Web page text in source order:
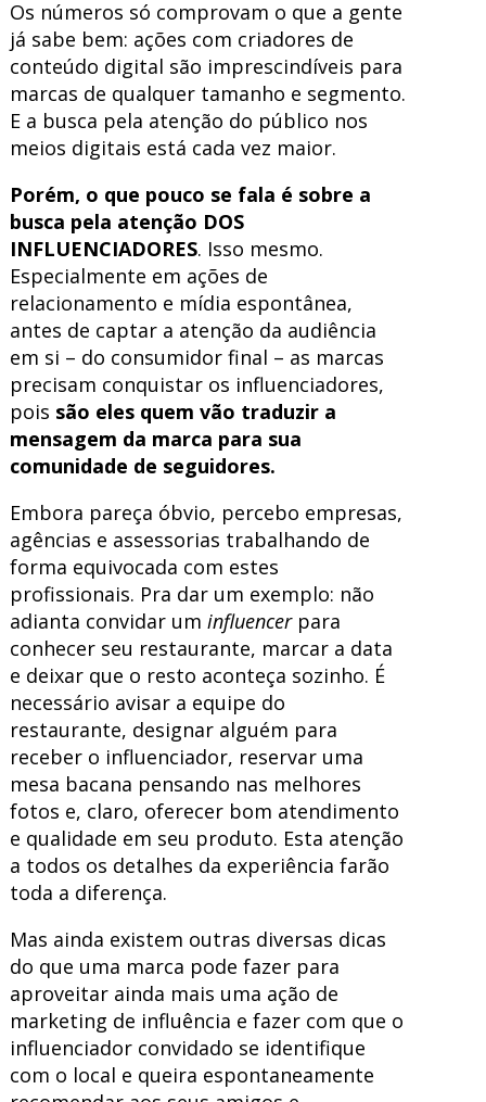
Os números só comprovam o que a gente
já sabe bem: ações com criadores de
conteúdo digital são imprescindíveis para
marcas de qualquer tamanho e segmento.
E a busca pela atenção do público nos
meios digitais está cada vez maior.
Porém, o que pouco se fala é sobre a
busca pela atenção DOS
INFLUENCIADORES. Isso mesmo.
Especialmente em ações de
relacionamento e mídia espontânea,
antes de captar a atenção da audiência
em si – do consumidor final – as marcas
precisam conquistar os influenciadores,
pois são eles quem vão traduzir a
mensagem da marca para sua
comunidade de seguidores.
Embora pareça óbvio, percebo empresas,
agências e assessorias trabalhando de
forma equivocada com estes
profissionais. Pra dar um exemplo: não
adianta convidar um influencerpara
conhecer seu restaurante, marcar a data
e deixar que o resto aconteça sozinho. É
necessário avisar a equipe do
restaurante, designar alguém para
receber o influenciador, reservar uma
mesa bacana pensando nas melhores
fotos e, claro, oferecer bom atendimento
e qualidade em seu produto. Esta atenção
a todos os detalhes da experiência farão
toda a diferença.
Mas ainda existem outras diversas dicas
do que uma marca pode fazer para
aproveitar ainda mais uma ação de
marketing de influência e fazer com que o
influenciador convidado se identifique
com o local e queira espontaneamente